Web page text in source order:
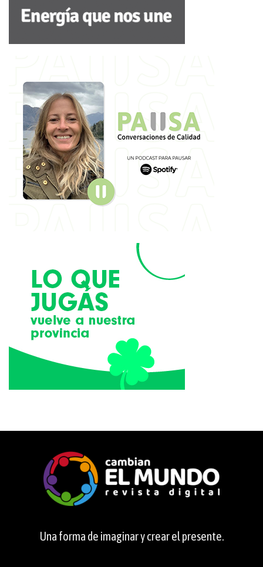
Una forma de imaginar y crear el presente.